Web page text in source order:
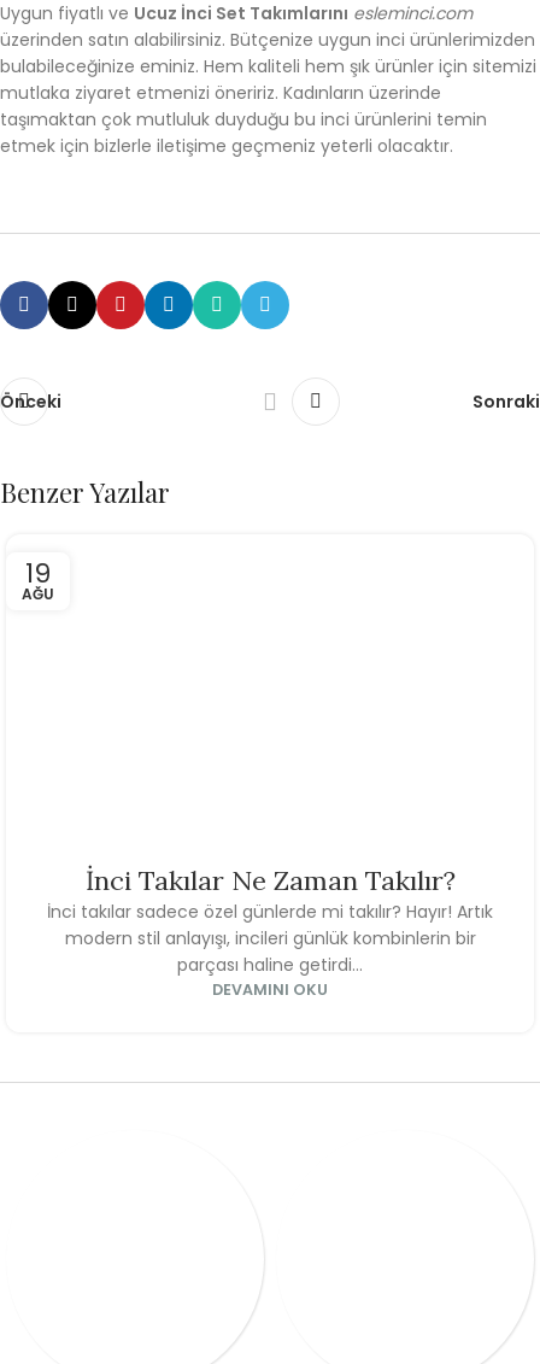
Uygun fiyatlı ve Ucuz İnci Set Takımlarını esleminci.com
üzerinden satın alabilirsiniz. Bütçenize uygun inci ürünlerimizden
bulabileceğinize eminiz. Hem kaliteli hem şık ürünler için sitemizi
mutlaka ziyaret etmenizi öneririz. Kadınların üzerinde
taşımaktan çok mutluluk duyduğu bu inci ürünlerini temin
etmek için bizlerle iletişime geçmeniz yeterli olacaktır.
Önceki Sonraki
Benzer Yazılar
19
AĞU
İnci Takılar Ne Zaman Takılır?
İnci takılar sadece özel günlerde mi takılır? Hayır! Artık
modern stil anlayışı, incileri günlük kombinlerin bir
parçası haline getirdi...
DEVAMINI OKU